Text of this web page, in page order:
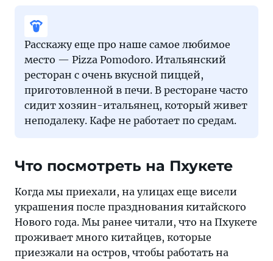
Расскажу еще про наше самое любимое
место — Pizza Pomodoro. Итальянский
ресторан с очень вкусной пиццей,
приготовленной в печи. В ресторане часто
сидит хозяин-итальянец, который живет
неподалеку. Кафе не работает по средам.
Что посмотреть на Пхукете
Когда мы приехали, на улицах еще висели
украшения после празднования китайского
Нового года. Мы ранее читали, что на Пхукете
проживает много китайцев, которые
приезжали на остров, чтобы работать на